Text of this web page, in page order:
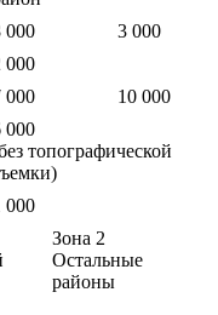
000
3 000
000
000 10 000
000
топографической
000
Зона 2
Остальные
районы